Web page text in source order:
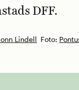
Lindell Foto:
DFF.